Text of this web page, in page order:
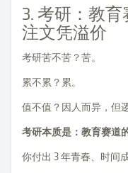
3. 考研：教
注文凭溢价
考研苦不苦？苦。
累不累？累。
值不值？因人而异，但
考研本质是：教育赛道
你付出 3 年青春、时间